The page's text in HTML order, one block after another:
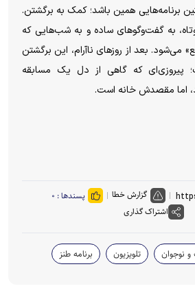
برنامه‌هایی همین باشد؛ کمک به برگشتن.
به گفت‌و‌گو‌های ساده و به شب‌هایی که
می‌شود. بعد از روز‌های ناآرام، این برگشتن
پیروزی‌ای که گاهی از دل یک مسابقه
اما مقصدش خانه است.
گزارش خطا پسندها : ۰
اشتراک گذاری
نوجوان تلویزیون برنامه طنز